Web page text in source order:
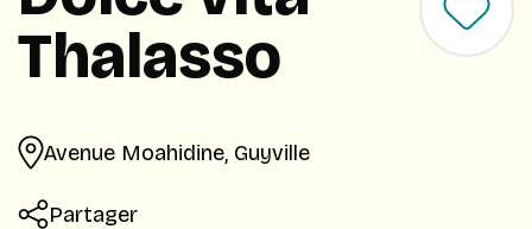
Thalasso
Avenue Moahidine, Guyville
Partager